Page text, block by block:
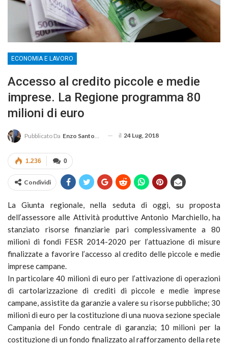
ECONOMIA E LAVORO
Accesso al credito piccole e medie
imprese. La Regione programma 80
milioni di euro
Pubblicato Da Enzo Santoro il 24 Lug, 2018
0
1.236
Condividi
La Giunta regionale, nella seduta di oggi, su proposta
dell’assessore alle Attività produttive Antonio Marchiello, ha
stanziato risorse finanziarie pari complessivamente a 80
milioni di fondi FESR 2014-2020 per l’attuazione di misure
finalizzate a favorire l’accesso al credito delle piccole e medie
imprese campane.
In particolare 40 milioni di euro per l’attivazione di operazioni
di cartolarizzazione di crediti di piccole e medie imprese
campane, assistite da garanzie a valere su risorse pubbliche; 30
milioni di euro per la costituzione di una nuova sezione speciale
Campania del Fondo centrale di garanzia; 10 milioni per la
costituzione di un fondo finalizzato al rafforzamento della rete